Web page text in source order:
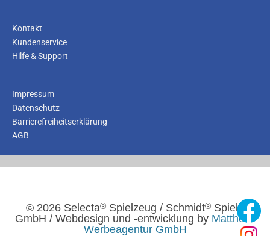
Kontakt
Kundenservice
Hilfe & Support
Impressum
Datenschutz
Barrierefreiheitserklärung
AGB
© 2026 Selecta® Spielzeug / Schmidt® Spiele
GmbH / Webdesign und -entwicklung by Mattheis.
Werbeagentur GmbH